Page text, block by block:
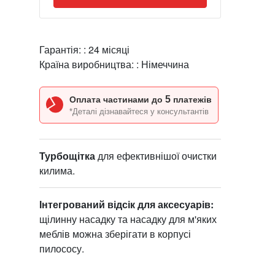
Гарантія: : 24 місяці
Країна виробництва: : Німеччина
Оплата частинами до 5 платежів
*Деталі дізнавайтеся у консультантів
Турбощіткадля ефективнішої очистки
килима.
Інтегрований відсік для аксесуарів:
щілинну насадку та насадку для м'яких
меблів можна зберігати в корпусі
пилососу.